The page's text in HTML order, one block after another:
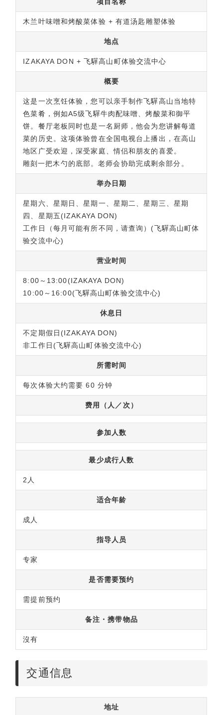
木兰叶味噌和烤酸菜体验 + 有道汤匙雕塑体验
地点
IZAKAYA DON + 飞驒高山町体验交流中心
概要
这是一次烹饪体验，您可以亲手制作飞驒高山当地特
色菜肴，例如A5级飞驒牛肉配味噌、烤酸菜和御平
饼。餐厅老板同时也是一名厨师，他会为您讲解每道
菜的历史。这项体验曾在全国电视台上播出，在高山
地区广受欢迎，深受家庭、情侣和朋友的喜爱。
雕刻一把木勺的底部。老师会协助完成剩余部分。
举办日期
星期六、星期日、星期一、星期二、星期三、星期
四、星期五(IZAKAYA DON)
工作日（每月可能有所不同，请查询）(飞驒高山町体
验交流中心)
营业时间
8:00～13:00(IZAKAYA DON)
10:00～16:00(飞驒高山町体验交流中心)
休息日
不定期假日(IZAKAYA DON)
非工作日(飞驒高山町体验交流中心)
所需时间
每次体验大约需要 60 分钟
费用（人／次）
参加人数
最少成行人数
2人
适合年龄
成人
指导人员
专家
是否需要预约
需提前预约
备注・携带物品
沒有
交通信息
地址